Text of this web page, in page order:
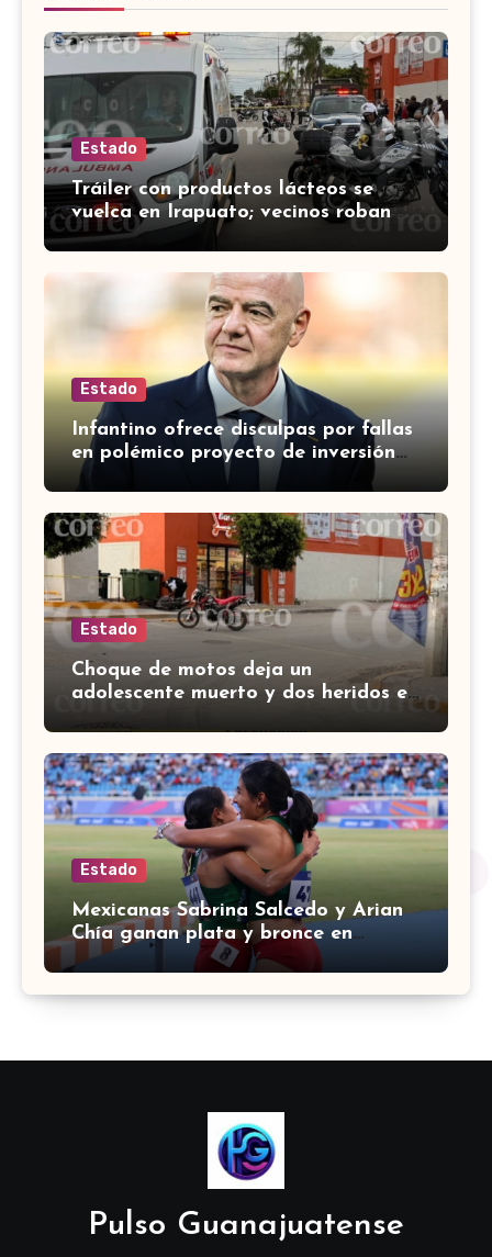
Estado
Tráiler con productos lácteos se
vuelca en Irapuato; vecinos roban
carga en lugar de auxiliar a heridos
Estado
Infantino ofrece disculpas por fallas
en polémico proyecto de inversión
privada de la FIFA
Estado
Choque de motos deja un
adolescente muerto y dos heridos en
colina Los Presidentes, en León
Estado
Mexicanas Sabrina Salcedo y Arian
Chía ganan plata y bronce en
3000m con obstáculos en
Pulso Guanajuatense